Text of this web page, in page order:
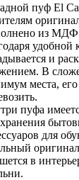
пуф El
из МДФ
удобной
и
В
места, его
пуфа
для
в